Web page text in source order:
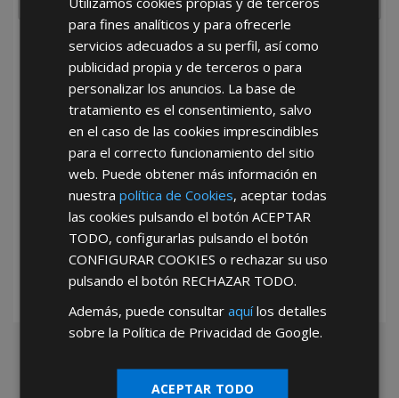
He leído y acepto la Política de Privacidad
*Abstenerse particulares, sólo venta a tiendas y empresas minoristas y
para fines analíticos y para ofrecerle
servicios adecuados a su perfil, así como
publicidad propia y de terceros o para
personalizar los anuncios. La base de
tratamiento es el consentimiento, salvo
en el caso de las cookies imprescindibles
para el correcto funcionamiento del sitio
web. Puede obtener más información en
nuestrapolítica de Cookies, aceptar todas
las cookies pulsando el botónACEPTAR
TODO, configurarlas pulsando el botón
CONFIGURAR COOKIES o rechazar su uso
pulsando el botón RECHAZAR TODO.
Además, puede consultaraquílos detalles
sobre la Política de Privacidad de Google.
ACEPTAR TODO